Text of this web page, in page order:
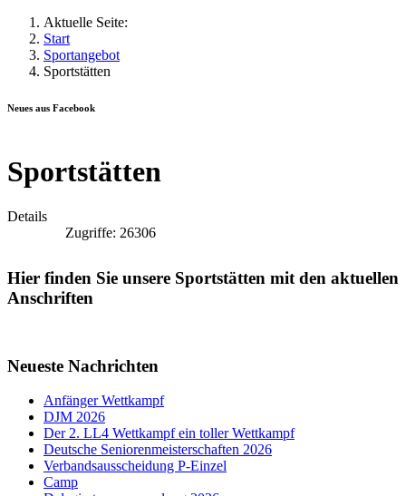
Aktuelle Seite:
Start
Sportangebot
Sportstätten
Neues aus Facebook
Sportstätten
Details
Zugriffe: 26306
Hier finden Sie unsere Sportstätten mit den aktuellen
Anschriften
Neueste Nachrichten
Anfänger Wettkampf
DJM 2026
Der 2. LL4 Wettkampf ein toller Wettkampf
Deutsche Seniorenmeisterschaften 2026
Verbandsausscheidung P-Einzel
Camp